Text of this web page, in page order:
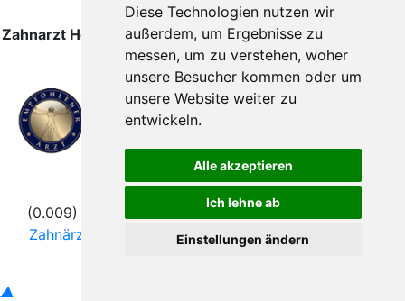
Diese Technologien nutzen wir
außerdem, um Ergebnisse zu
messen, um zu verstehen, woher
unsere Besucher kommen oder um
unsere Website weiter zu
entwickeln.
Alle akzeptieren
Ich lehne ab
Einstellungen ändern
Zahnarzt Hofgeismar wurde zuletzt am 06. August 2026
um 00:00:08 Uhr aktualisiert.
Folgen Sie uns
(0.009) © 2004 - 2026 DEV AG |Zahnarztsuche
Zahnärzte in Städten
|Kontakt|Impressum
▲